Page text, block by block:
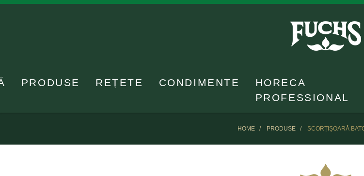
PRODUSE REȚETE CONDIMENTE
HORECA
PROFESSIONAL
HOME PRODUSE SCORȚIȘOARĂ